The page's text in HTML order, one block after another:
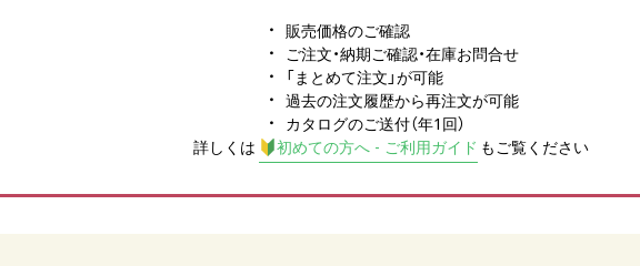
販売価格のご確認
ご注文・納期ご確認・在庫お問合せ
「まとめて注文」が可能
過去の注文履歴から再注文が可能
カタログのご送付（年1回）
詳しくは
初めての方へ - ご利用ガイド もご覧ください